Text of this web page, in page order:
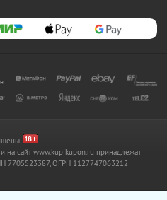
на сайт www.kupikupon.ru принадлежат
7705523387, ОГРН 1127747063212